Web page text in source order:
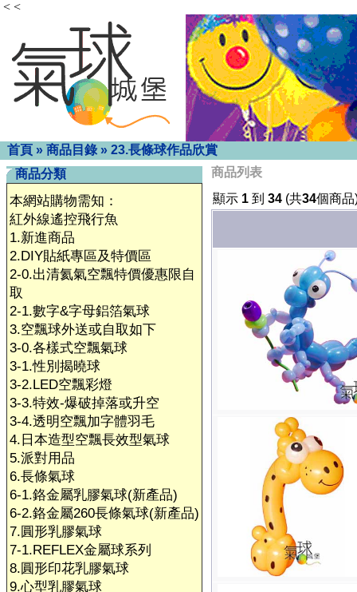
< <
首頁 » 商品目錄 » 23.長條球作品欣賞
商品分類
本網站購物需知：
紅外線遙控飛行魚
1.新進商品
2.DIY貼紙專區及特價區
2-0.出清氦氣空飄特價優惠限自
取
2-1.數字&字母鋁箔氣球
3.空飄球外送或自取如下
3-0.各樣式空飄氣球
3-1.性別揭曉球
3-2.LED空飄彩燈
3-3.特效-爆破掉落或升空
3-4.透明空飄加字體羽毛
4.日本造型空飄長效型氣球
5.派對用品
6.長條氣球
6-1.鉻金屬乳膠氣球(新產品)
6-2.鉻金屬260長條氣球(新產品)
7.圓形乳膠氣球
7-1.REFLEX金屬球系列
8.圓形印花乳膠氣球
9.心型乳膠氣球
商品列表
顯示 1 到 34 (共34個商品